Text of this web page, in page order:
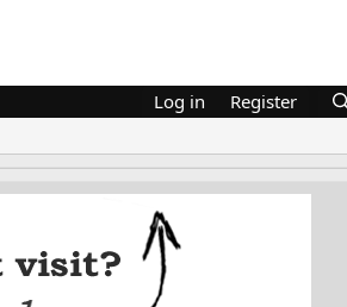
Log in Register